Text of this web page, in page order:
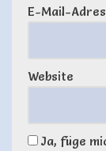
E-Mail-
Website
Ja, füge